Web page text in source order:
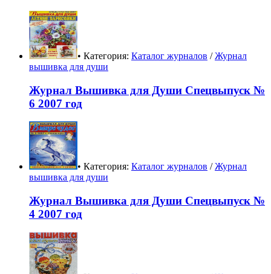
• Категория: Каталог журналов /Журнал
вышивка для души
Журнал Вышивка для Души Спецвыпуск №
6 2007 год
• Категория: Каталог журналов /Журнал
вышивка для души
Журнал Вышивка для Души Спецвыпуск №
4 2007 год